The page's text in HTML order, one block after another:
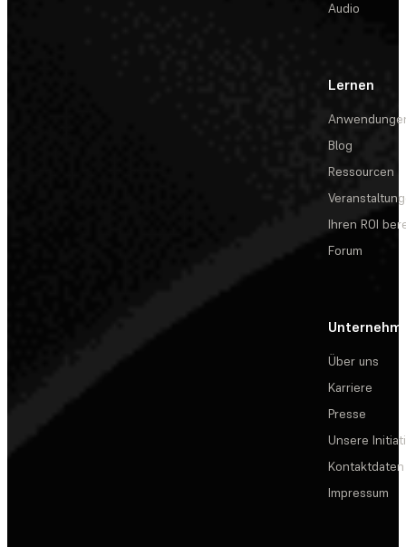
Audio
Lernen
Blog
Ressourcen
Ihren ROI
Forum
Über uns
Karriere
Presse
Unsere
Kontaktdaten
Impressum